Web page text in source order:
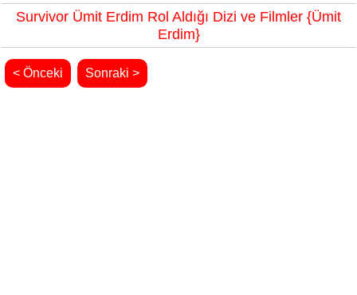
Survivor Ümit Erdim Rol Aldığı Dizi ve Filmler {Ümit
Erdim}
< Önceki Sonraki >